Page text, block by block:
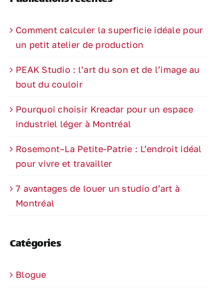
Comment calculer la superficie idéale pour
un petit atelier de production
PEAK Studio : l’art du son et de l’image au
bout du couloir
Pourquoi choisir Kreadar pour un espace
industriel léger à Montréal
Rosemont–La Petite-Patrie : L’endroit idéal
pour vivre et travailler
7 avantages de louer un studio d’art à
Montréal
Catégories
Blogue